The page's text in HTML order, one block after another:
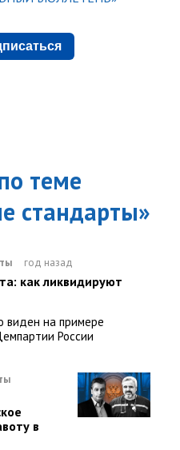
теме
стандарты»
год назад
как ликвидируют
виден на примере
России
в